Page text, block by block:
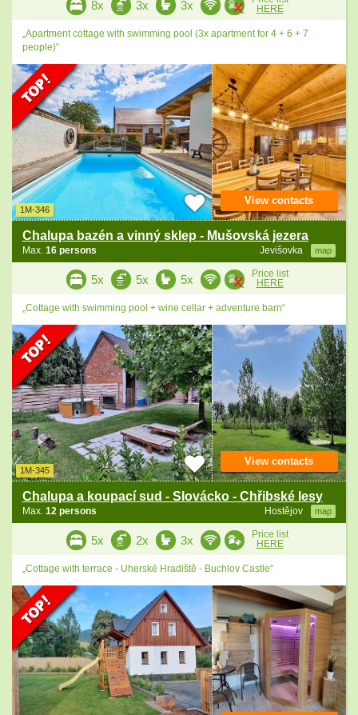
8x 3x 3x
HERE
„Apartment cottage with swimming pool (3x apartment for 4 + 6 + 7
people)“
1M-346
Chalupa bazén a vinný sklep - Mušovská jezera
Jevišovka map
Max. 16 persons
View contacts
5x 5x 5x
Price list
HERE
„Cottage with swimming pool + wine cellar + adventure barn“
1M-345
Chalupa a koupací sud - Slovácko - Chřibské lesy
Hostějov map
Max. 12 persons
View contacts
5x 2x 3x
Price list
HERE
„Cottage with terrace - Uherské Hradiště - Buchlov Castle“